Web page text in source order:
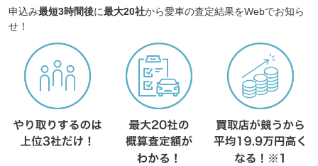
申込み最短3時間後に最大20社から愛車の査定結果をWebでお知ら
せ！